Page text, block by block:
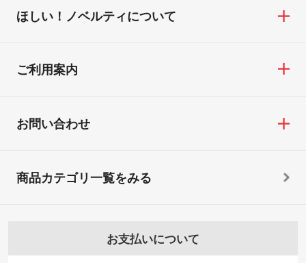
ほしい！ノベルティについて
ご利用案内
お問い合わせ
お支払いについて
商品カテゴリ一覧をみる